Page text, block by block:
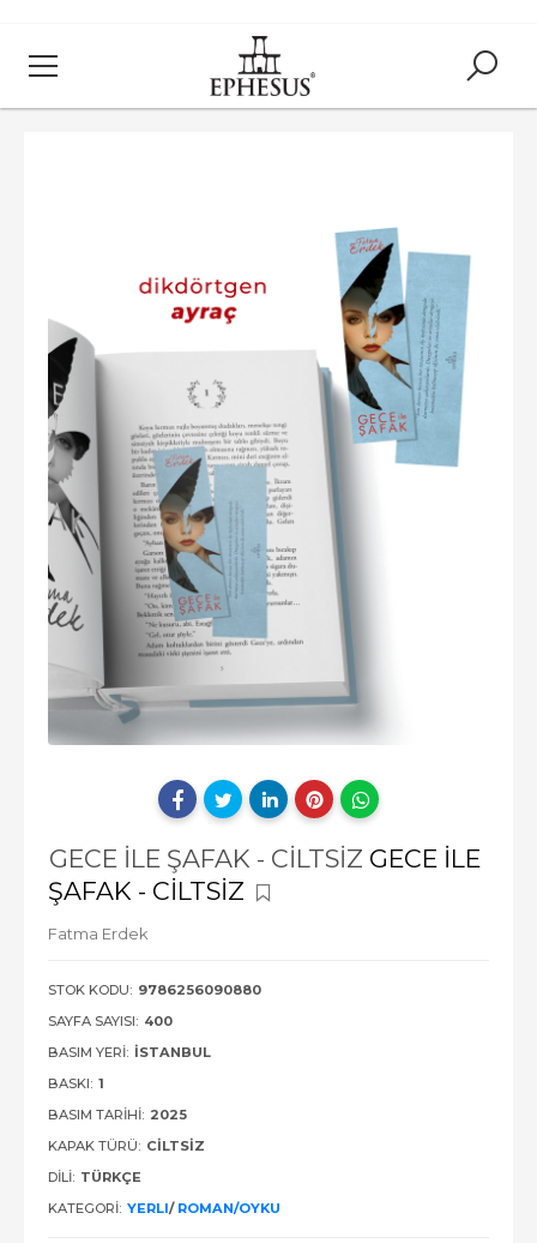
GECE İLE ŞAFAK - CİLTSİZ GECE İLE
ŞAFAK - CİLTSİZ
Fatma Erdek
STOK KODU: 9786256090880
SAYFA SAYISI: 400
BASIM YERI: İSTANBUL
BASKI: 1
BASIM TARIHI: 2025
KAPAK TÜRÜ: CİLTSİZ
DILI: TÜRKÇE
KATEGORI: YERLI/ ROMAN/OYKU